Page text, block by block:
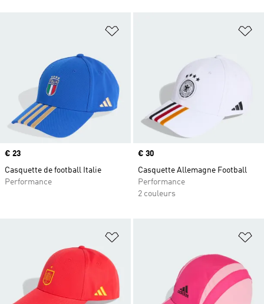
Ajouter à la Liste de produits
Prix
€ 23
Casquette de football Italie
Performance
Prix
€ 30
Casquette Allemagne Football
Performance
2 couleurs
Ajouter à la Liste de produits